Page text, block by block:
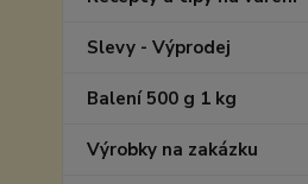
Slevy - Výprodej
Balení 500 g 1 kg
Výrobky na zakázku